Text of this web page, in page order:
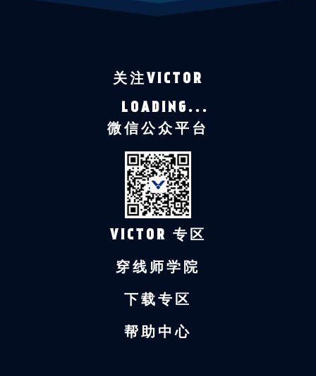
关注VICTOR
LOADING...
微信公众平台
VICTOR 专区
穿线师学院
下载专区
帮助中心